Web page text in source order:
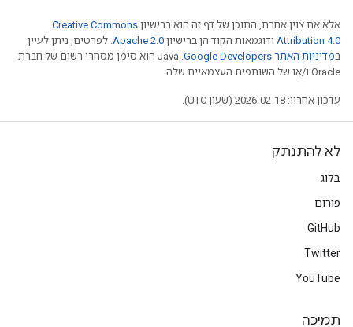
אלא אם צוין אחרת, התוכן של דף זה הוא ברישיון Creative Commons
Attribution 4.0 ודוגמאות הקוד הן ברישיון Apache 2.0. לפרטים, ניתן לעיין
במדיניות האתר Google Developers‏
.‏ Java הוא סימן מסחרי רשום של חברת
Oracle ו/או של השותפים העצמאיים שלה.
עדכון אחרון: 2026-02-18 (שעון UTC).
לא להתנתק
בלוג
פורום
GitHub
Twitter
YouTube
תמיכה